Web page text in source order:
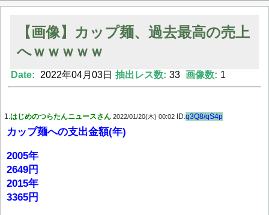
マーベル帝国、まさかの反省！？『サンダーボルツ』の高評価は本物か？ディズ
【モー娘。石田亜佑美】ファーストテイク出演も新規獲得ならず？北川莉央が1
【画像あり】FacebookとかTwitterで拾ったエロ画像貼ってくよ
Powered by livedoor 相互RSS
【画像】カップ麺、過去最高の売上
へｗｗｗｗｗ
Date: 2022年04月03日 抽出レス数: 33 画像数: 1
1:はじめのつらたんニュースさん 2022/01/20(木) 00:02 ID:q3Q8/qS4p
カップ麺への支出金額(年)
2005年
2649円
2015年
3365円